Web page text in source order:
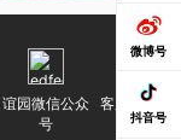
微博号
抖音号
谊园微信公众
号
客服微信号